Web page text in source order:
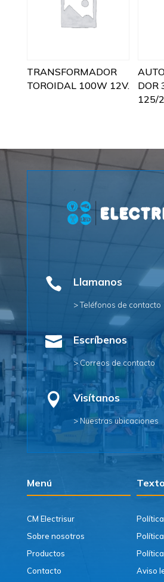
TRANSFORMADOR
TOROIDAL 100W 12V.
DOR
125/
 Llamanos
> Teléfonos de contacto
 Escríbenos
> Correos de contacto
 Visítanos
> Nuestras ubicaciones
Menú
CM Electrisur
Sobre nosotros
Productos
Contacto
Aviso